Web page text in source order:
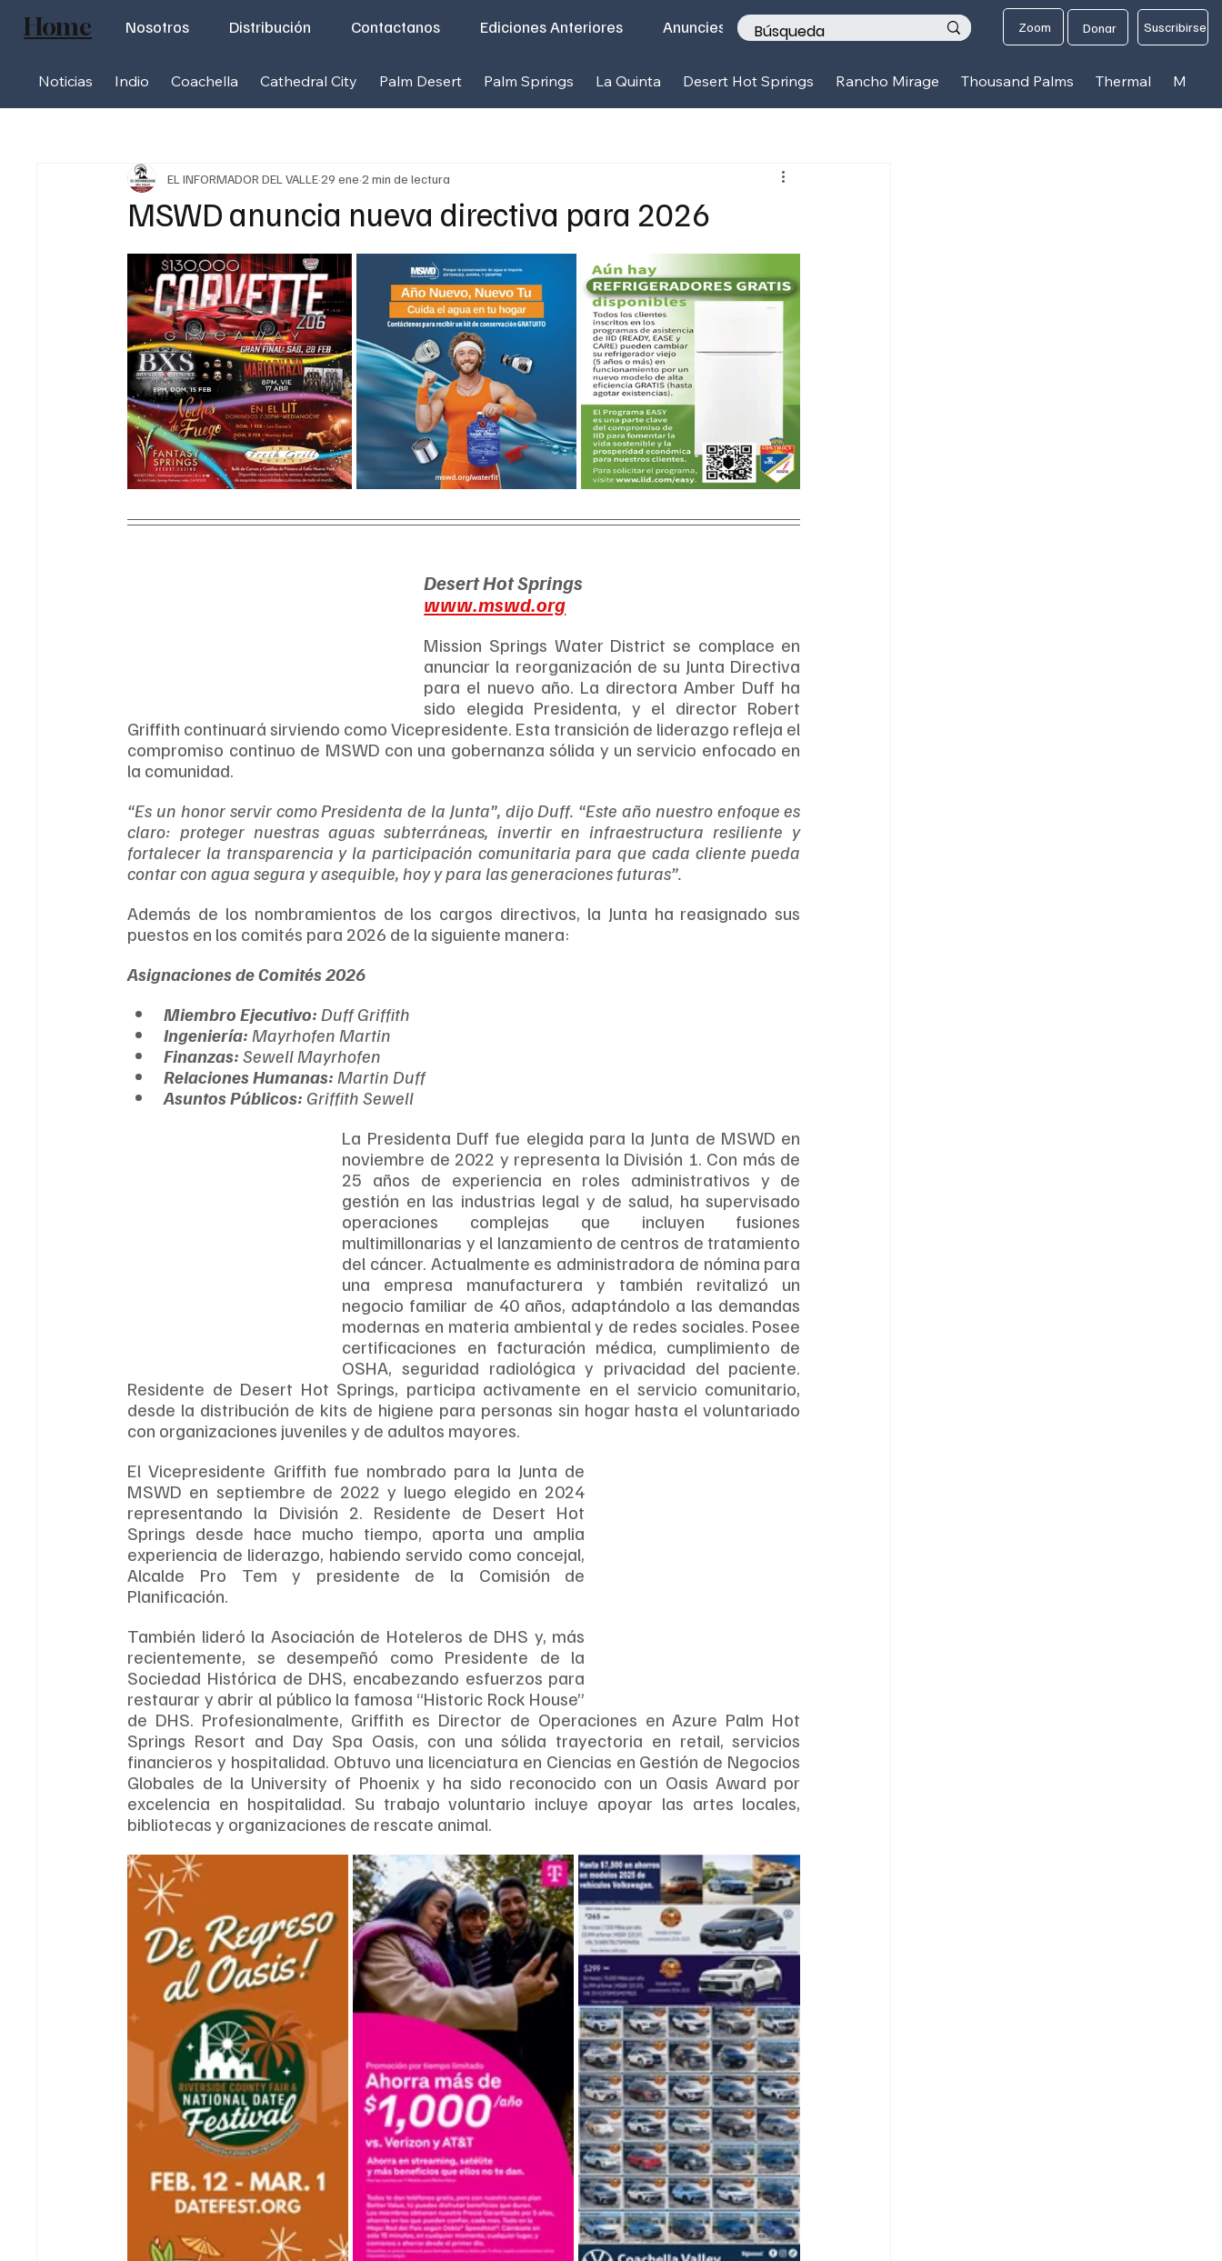
Noticias Indio Coachella Cathedral City Palm Desert Palm Springs La Quinta Desert Hot Springs Rancho Mirage Thousand Palms Thermal Mecca
Nosotros Distribución Contactanos Ediciones Anteriores Anunciese con nosotros Zoom Donar Suscribirse
Home
MSWD anuncia nueva directiva para 2026
EL INFORMADOR DEL VALLE29 ene 2 min de lectura
Desert Hot Springs
www.mswd.org
Mission Springs Water District se complace en
anunciar la reorganización de su Junta Directiva
para el nuevo año. La directora Amber Duff ha
sido elegida Presidenta, y el director Robert
Griffith continuará sirviendo como Vicepresidente. Esta transición de liderazgo refleja el
compromiso continuo de MSWD con una gobernanza sólida y un servicio enfocado en
la comunidad.
“Es un honor servir como Presidenta de la Junta”, dijo Duff. “Este año nuestro enfoque es
claro: proteger nuestras aguas subterráneas, invertir en infraestructura resiliente y
fortalecer la transparencia y la participación comunitaria para que cada cliente pueda
contar con agua segura y asequible, hoy y para las generaciones futuras”.
Además de los nombramientos de los cargos directivos, la Junta ha reasignado sus
puestos en los comités para 2026 de la siguiente manera:
Asignaciones de Comités 2026
Miembro Ejecutivo: Duff Griffith
Ingeniería: Mayrhofen Martin
Finanzas: Sewell Mayrhofen
Relaciones Humanas: Martin Duff
Asuntos Públicos: Griffith Sewell
La Presidenta Duff fue elegida para la Junta de MSWD en
noviembre de 2022 y representa la División 1. Con más de
25 años de experiencia en roles administrativos y de
gestión en las industrias legal y de salud, ha supervisado
operaciones complejas que incluyen fusiones
multimillonarias y el lanzamiento de centros de tratamiento
del cáncer. Actualmente es administradora de nómina para
una empresa manufacturera y también revitalizó un
negocio familiar de 40 años, adaptándolo a las demandas
modernas en materia ambiental y de redes sociales. Posee
certificaciones en facturación médica, cumplimiento de
OSHA, seguridad radiológica y privacidad del paciente.
Residente de Desert Hot Springs, participa activamente en el servicio comunitario,
desde la distribución de kits de higiene para personas sin hogar hasta el voluntariado
con organizaciones juveniles y de adultos mayores.
El Vicepresidente Griffith fue nombrado para la Junta de
MSWD en septiembre de 2022 y luego elegido en 2024
representando la División 2. Residente de Desert Hot
Springs desde hace mucho tiempo, aporta una amplia
experiencia de liderazgo, habiendo servido como concejal,
Alcalde Pro Tem y presidente de la Comisión de
Planificación.
También lideró la Asociación de Hoteleros de DHS y, más
recientemente, se desempeñó como Presidente de la
Sociedad Histórica de DHS, encabezando esfuerzos para
restaurar y abrir al público la famosa “Historic Rock House”
de DHS. Profesionalmente, Griffith es Director de Operaciones en Azure Palm Hot
Springs Resort and Day Spa Oasis, con una sólida trayectoria en retail, servicios
financieros y hospitalidad. Obtuvo una licenciatura en Ciencias en Gestión de Negocios
Globales de la University of Phoenix y ha sido reconocido con un Oasis Award por
excelencia en hospitalidad. Su trabajo voluntario incluye apoyar las artes locales,
bibliotecas y organizaciones de rescate animal.